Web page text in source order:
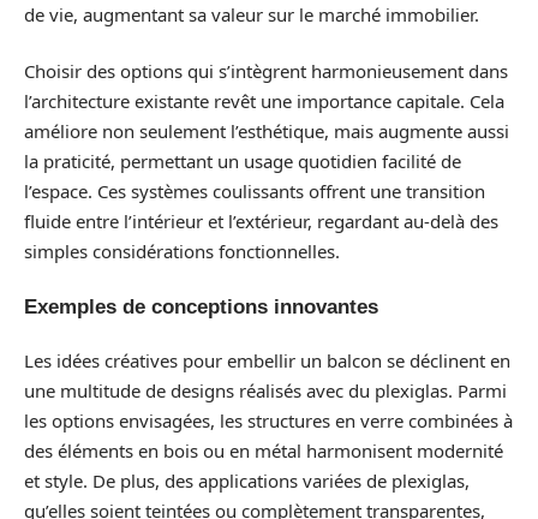
de vie, augmentant sa valeur sur le marché immobilier.
Choisir des options qui s’intègrent harmonieusement dans
l’architecture existante revêt une importance capitale. Cela
améliore non seulement l’esthétique, mais augmente aussi
la praticité, permettant un usage quotidien facilité de
l’espace. Ces systèmes coulissants offrent une transition
fluide entre l’intérieur et l’extérieur, regardant au-delà des
simples considérations fonctionnelles.
Exemples de conceptions innovantes
Les idées créatives pour embellir un balcon se déclinent en
une multitude de designs réalisés avec du plexiglas. Parmi
les options envisagées, les structures en verre combinées à
des éléments en bois ou en métal harmonisent modernité
et style. De plus, des applications variées de plexiglas,
qu’elles soient teintées ou complètement transparentes,